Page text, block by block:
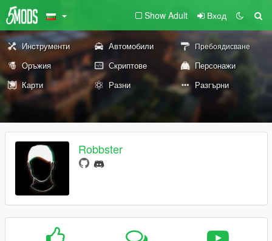
Show Adult Вход
Инструменти Автомобили Пребоядисване
Оръжия Скриптове
Персонажи
Карти
Разни Разгърни
Robbster